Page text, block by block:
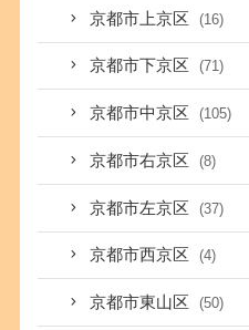
京都市上京区 (16)
京都市下京区 (71)
京都市中京区 (105)
京都市右京区 (8)
京都市左京区 (37)
京都市西京区 (4)
京都市東山区 (50)